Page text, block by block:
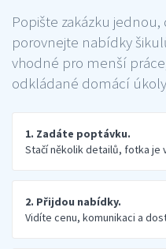
Popište zakázku
porovnejte nabídky
vhodné pro menší
odkládané domácí
1. Zadáte poptávku.
Stačí několik detailů, fotka je
2. Přijdou nabídky.
Vidíte cenu, komunikaci a